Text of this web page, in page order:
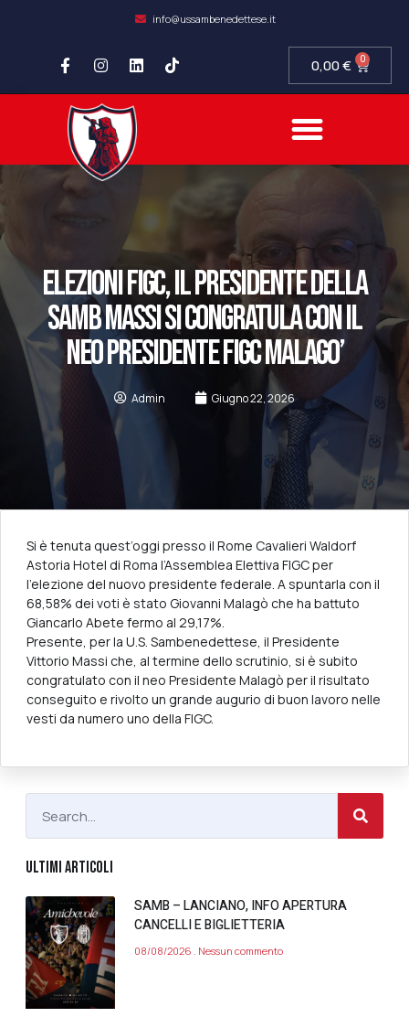
info@ussambenedettese.it
0,00€ 0
ELEZIONI FIGC, IL PRESIDENTE DELLA
SAMB MASSI SI CONGRATULA CON IL
NEO PRESIDENTE FIGC MALAGO’
Admin Giugno 22, 2026
Si è tenuta quest’oggi presso il Rome Cavalieri Waldorf
Astoria Hotel di Roma l’Assemblea Elettiva FIGC per
l’elezione del nuovo presidente federale. A spuntarla con il
68,58% dei voti è stato Giovanni Malagò che ha battuto
Giancarlo Abete fermo al 29,17%.
Presente, per la U.S. Sambenedettese, il Presidente
Vittorio Massi che, al termine dello scrutinio, si è subito
congratulato con il neo Presidente Malagò per il risultato
conseguito e rivolto un grande augurio di buon lavoro nelle
vesti da numero uno della FIGC.
ULTIMI ARTICOLI
SAMB – LANCIANO, INFO APERTURA
CANCELLI E BIGLIETTERIA
08/08/2026 Nessun commento